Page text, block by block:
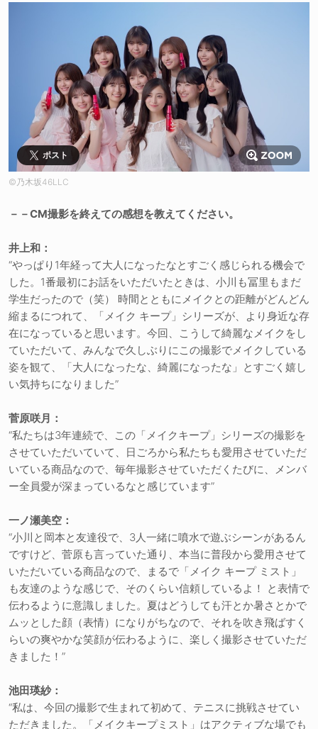
ポスト
©乃木坂46LLC
－－CM撮影を終えての感想を教えてください。
井上和：
“やっぱり1年経って大人になったなとすごく感じられる機会で
した。1番最初にお話をいただいたときは、小川も冨里もまだ
学生だったので（笑） 時間とともにメイクとの距離がどんどん
縮まるにつれて、「メイク キープ」シリーズが、より身近な存
在になっていると思います。今回、こうして綺麗なメイクをし
ていただいて、みんなで久しぶりにこの撮影でメイクしている
姿を観て、「大人になったな、綺麗になったな」とすごく嬉し
い気持ちになりました”
菅原咲月：
“私たちは3年連続で、この「メイクキープ」シリーズの撮影を
させていただいていて、日ごろから私たちも愛用させていただ
いている商品なので、毎年撮影させていただくたびに、メンバ
ー全員愛が深まっているなと感じています”
一ノ瀬美空：
“小川と岡本と友達役で、3人一緒に噴水で遊ぶシーンがあるん
ですけど、菅原も言っていた通り、本当に普段から愛用させて
いただいている商品なので、まるで「メイク キープ ミスト」
も友達のような感じで、そのくらい信頼しているよ！ と表情で
伝わるように意識しました。夏はどうしても汗とか暑さとかで
ムッとした顔（表情）になりがちなので、それを吹き飛ばすく
らいの爽やかな笑顔が伝わるように、楽しく撮影させていただ
きました！”
池田瑛紗：
“私は、今回の撮影で生まれて初めて、テニスに挑戦させてい
ただきました。「メイクキープミスト」はアクティブな場でも